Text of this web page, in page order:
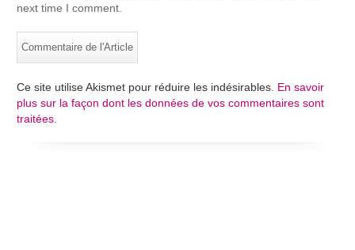
next time I comment.
Ce site utilise Akismet pour réduire les indésirables. En savoir
plus sur la façon dont les données de vos commentaires sont
traitées